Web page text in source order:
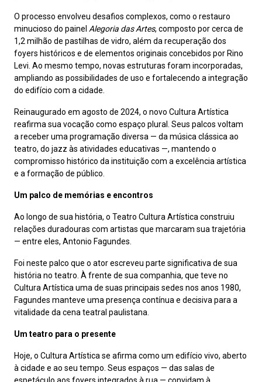
O processo envolveu desafios complexos, como o restauro
minucioso do painel Alegoria das Artes, composto por cerca de
1,2 milhão de pastilhas de vidro, além da recuperação dos
foyers históricos e de elementos originais concebidos por Rino
Levi. Ao mesmo tempo, novas estruturas foram incorporadas,
ampliando as possibilidades de uso e fortalecendo a integração
do edifício com a cidade.
Reinaugurado em agosto de 2024, o novo Cultura Artística
reafirma sua vocação como espaço plural. Seus palcos voltam
a receber uma programação diversa — da música clássica ao
teatro, do jazz às atividades educativas —, mantendo o
compromisso histórico da instituição com a excelência artística
e a formação de público.
Um palco de memórias e encontros
Ao longo de sua história, o Teatro Cultura Artística construiu
relações duradouras com artistas que marcaram sua trajetória
— entre eles, Antonio Fagundes.
Foi neste palco que o ator escreveu parte significativa de sua
história no teatro. À frente de sua companhia, que teve no
Cultura Artística uma de suas principais sedes nos anos 1980,
Fagundes manteve uma presença contínua e decisiva para a
vitalidade da cena teatral paulistana.
Um teatro para o presente
Hoje, o Cultura Artística se afirma como um edifício vivo, aberto
à cidade e ao seu tempo. Seus espaços — das salas de